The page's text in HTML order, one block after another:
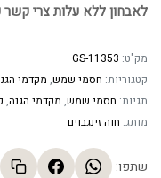
לאבחון ללא עלות צרי
מק"ט: GS-11353
קטגוריות: חסמי שמש, מקדמי
תגיות: חסמי שמש, מקדמי הגנה,
מותג: חוה זינגבוים
שתפו: